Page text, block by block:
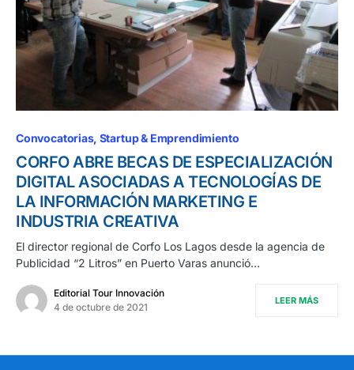
Convocatorias Startup & Emprendimiento
CORFO ABRE BECAS DE ESPECIALIZACIÓN
DIGITAL ASOCIADAS A TECNOLOGÍAS DE
LA INFORMACIÓN MARKETING E
INDUSTRIA CREATIVA
El director regional de Corfo Los Lagos desde la agencia de
Publicidad “2 Litros” en Puerto Varas anunció…
Editorial Tour Innovación
4 de octubre de 2021
LEER MÁS